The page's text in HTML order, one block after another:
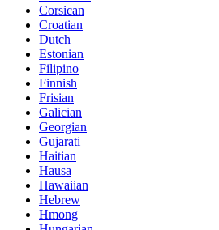
Corsican
Croatian
Dutch
Estonian
Filipino
Finnish
Frisian
Galician
Georgian
Gujarati
Haitian
Hausa
Hawaiian
Hebrew
Hmong